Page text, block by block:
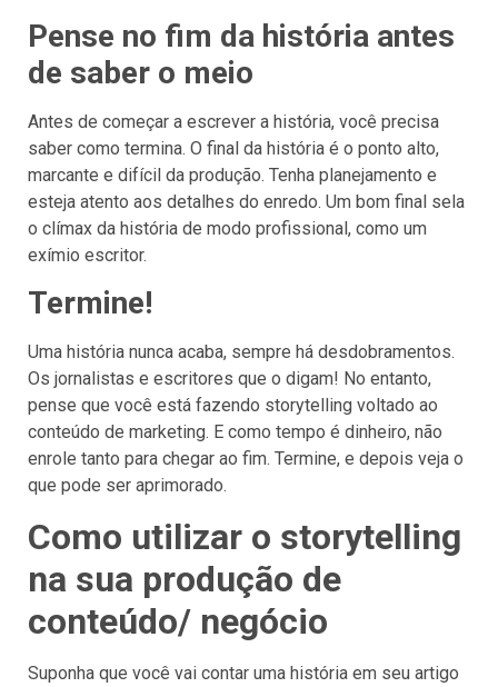
Pense no fim da história antes
de saber o meio
Antes de começar a escrever a história, você precisa
saber como termina. O final da história é o ponto alto,
marcante e difícil da produção. Tenha planejamento e
esteja atento aos detalhes do enredo. Um bom final sela
o clímax da história de modo profissional, como um
exímio escritor.
Termine!
Uma história nunca acaba, sempre há desdobramentos.
Os jornalistas e escritores que o digam! No entanto,
pense que você está fazendo storytelling voltado ao
conteúdo de marketing. E como tempo é dinheiro, não
enrole tanto para chegar ao fim. Termine, e depois veja o
que pode ser aprimorado.
Como utilizar o storytelling
na sua produção de
conteúdo/ negócio
Suponha que você vai contar uma história em seu artigo